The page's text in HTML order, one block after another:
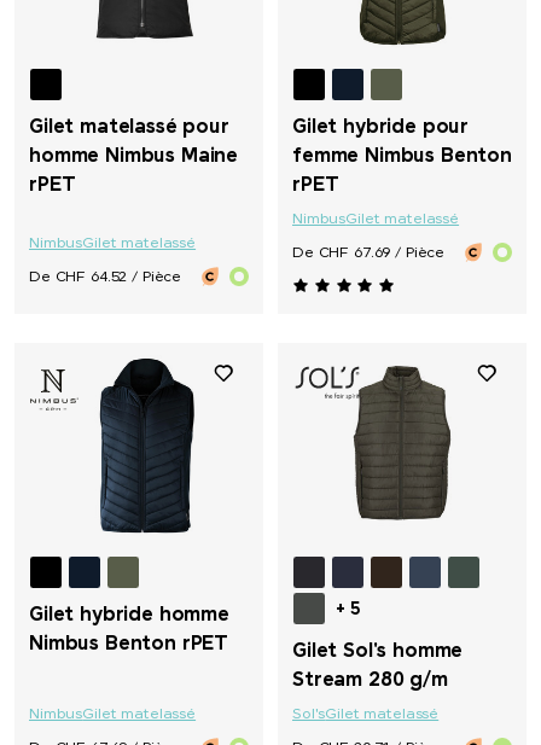
Gilet matelassé pour
homme Nimbus Maine
rPET
NimbusGilet matelassé
De CHF 64.52 / Pièce
Gilet hybride pour
femme Nimbus Benton
rPET
NimbusGilet matelassé
De CHF 67.69 / Pièce
Gilet hybride homme
Nimbus Benton rPET
NimbusGilet matelassé
+ 5
Gilet Sol's homme
Stream 280 g/m
Sol'sGilet matelassé